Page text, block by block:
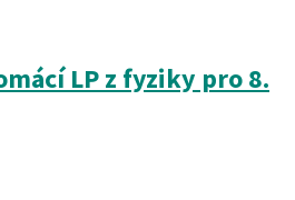
LP z fyziky pro 8.